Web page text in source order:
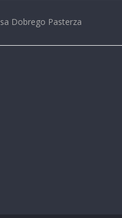
Dobrego Pasterza